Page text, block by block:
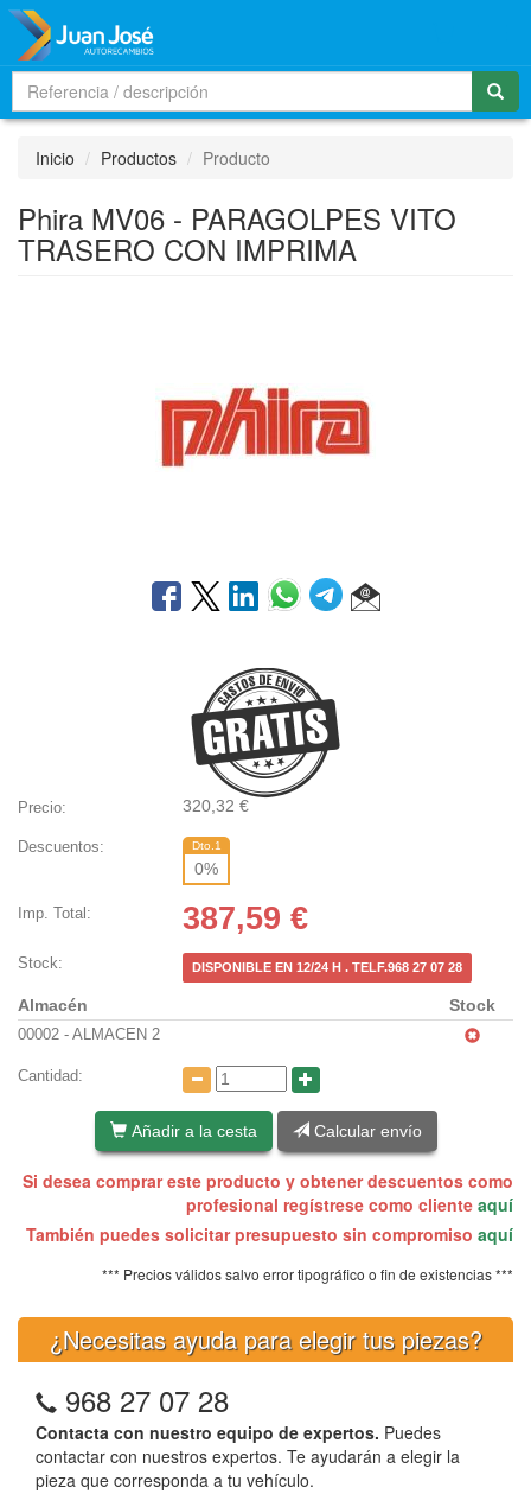
Inicio Productos Producto
Phira MV06 - PARAGOLPES VITO
TRASERO CON IMPRIMA
Precio: 320,32 €
Descuentos: Dto.1
0%
Imp. Total: 387,59 €
Stock: DISPONIBLE EN 12/24 H . TELF.968 27 07 28
Almacén Stock
00002 - ALMACEN 2
Cantidad:
Añadir a la cesta Calcular envío
Si desea comprar este producto y obtener descuentos como
profesional regístrese como cliente aquí
También puedes solicitar presupuesto sin compromiso aquí
*** Precios válidos salvo error tipográfico o fin de existencias ***
¿Necesitas ayuda para elegir tus piezas?
968 27 07 28
Contacta con nuestro equipo de expertos. Puedes
contactar con nuestros expertos. Te ayudarán a elegir la
pieza que corresponda a tu vehículo.